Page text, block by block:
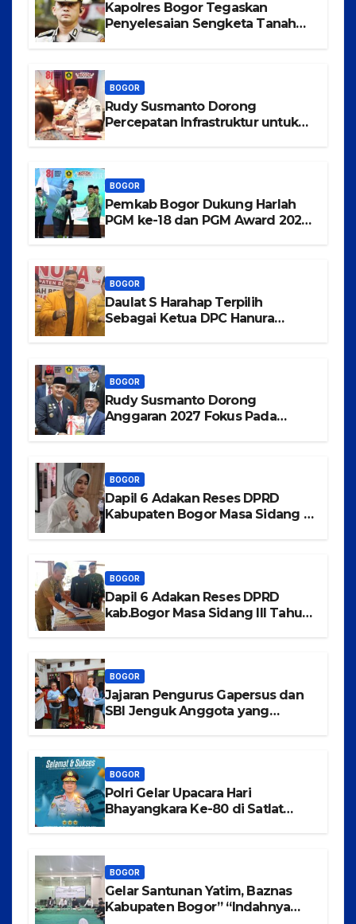
Kapolres Bogor Tegaskan
Penyelesaian Sengketa Tanah
BOGOR
Rudy Susmanto Dorong
Percepatan Infrastruktur untuk
BOGOR
Pemkab Bogor Dukung Harlah
PGM ke-18 dan PGM Award 2026,
BOGOR
Daulat S Harahap Terpilih
Sebagai Ketua DPC Hanura
BOGOR
Rudy Susmanto Dorong
Anggaran 2027 Fokus Pada
BOGOR
Dapil 6 Adakan Reses DPRD
Kabupaten Bogor Masa Sidang III
BOGOR
Dapil 6 Adakan Reses DPRD
kab.Bogor Masa Sidang III Tahun
BOGOR
Jajaran Pengurus Gapersus dan
SBI Jenguk Anggota yang
BOGOR
Polri Gelar Upacara Hari
Bhayangkara Ke-80 di Satlat
BOGOR
Gelar Santunan Yatim, Baznas
Kabupaten Bogor” “Indahnya